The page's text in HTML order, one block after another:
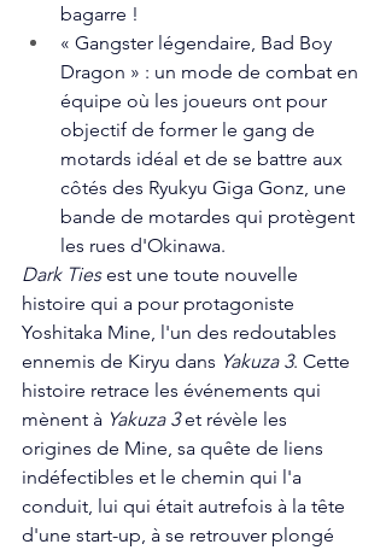
bagarre !
« Gangster légendaire, Bad Boy
Dragon » : un mode de combat en
équipe où les joueurs ont pour
objectif de former le gang de
motards idéal et de se battre aux
côtés des Ryukyu Giga Gonz, une
bande de motardes qui protègent
les rues d'Okinawa.
Dark Ties est une toute nouvelle
histoire qui a pour protagoniste
Yoshitaka Mine, l'un des redoutables
ennemis de Kiryu dans Yakuza 3. Cette
histoire retrace les événements qui
mènent à Yakuza 3 et révèle les
origines de Mine, sa quête de liens
indéfectibles et le chemin qui l'a
conduit, lui qui était autrefois à la tête
d'une start-up, à se retrouver plongé